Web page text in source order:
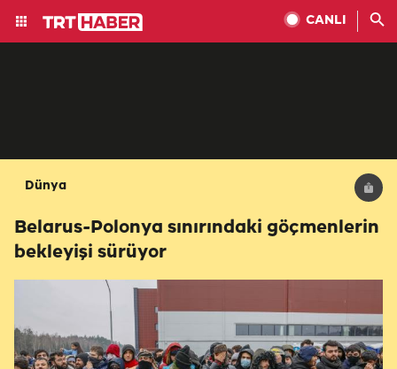
CANLI
Dünya
Belarus-Polonya sınırındaki göçmenlerin
bekleyişi sürüyor